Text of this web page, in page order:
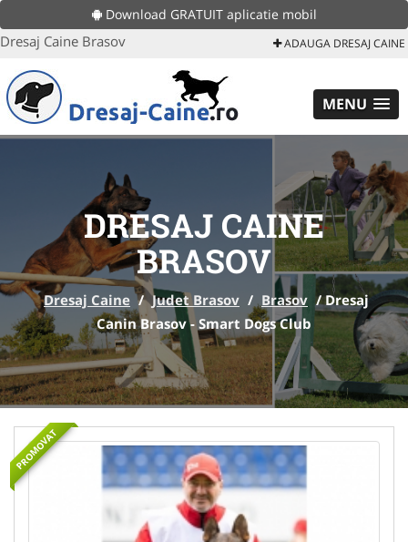
Download GRATUIT aplicatie mobil
Dresaj Caine Brasov ADAUGA DRESAJ CAINE
MENU
DRESAJ CAINE
BRASOV
Dresaj Caine / Judet Brasov / Brasov /Dresaj
Canin Brasov - Smart Dogs Club
PROMOVAT